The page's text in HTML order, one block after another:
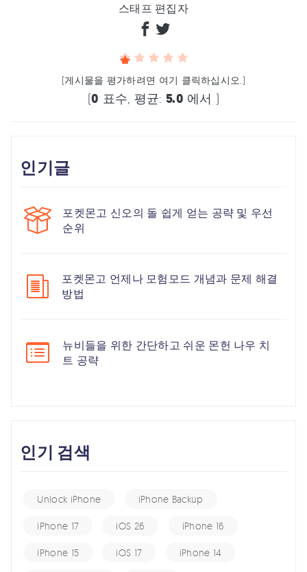
스태프 편집자
(게시물을 평가하려면 여기 클릭하십시오.)
(0 표수, 평균: 5.0 에서 )
인기글
포켓몬고 신오의 돌 쉽게 얻는 공략 및 우선
순위
포켓몬고 언제나 모험모드 개념과 문제 해결
방법
뉴비들을 위한 간단하고 쉬운 몬헌 나우 치
트 공략
인기 검색
Unlock iPhone iPhone Backup
iPhone 17 iOS 26 iPhone 16
iPhone 15 iOS 17 iPhone 14